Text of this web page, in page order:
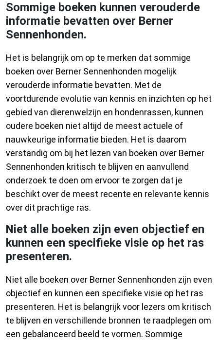
Sommige boeken kunnen verouderde
informatie bevatten over Berner
Sennenhonden.
Het is belangrijk om op te merken dat sommige
boeken over Berner Sennenhonden mogelijk
verouderde informatie bevatten. Met de
voortdurende evolutie van kennis en inzichten op het
gebied van dierenwelzijn en hondenrassen, kunnen
oudere boeken niet altijd de meest actuele of
nauwkeurige informatie bieden. Het is daarom
verstandig om bij het lezen van boeken over Berner
Sennenhonden kritisch te blijven en aanvullend
onderzoek te doen om ervoor te zorgen dat je
beschikt over de meest recente en relevante kennis
over dit prachtige ras.
Niet alle boeken zijn even objectief en
kunnen een specifieke visie op het ras
presenteren.
Niet alle boeken over Berner Sennenhonden zijn even
objectief en kunnen een specifieke visie op het ras
presenteren. Het is belangrijk voor lezers om kritisch
te blijven en verschillende bronnen te raadplegen om
een gebalanceerd beeld te vormen. Sommige